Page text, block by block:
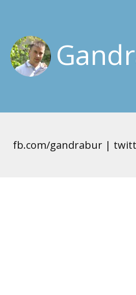
fb.com/gandrabur |